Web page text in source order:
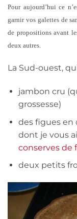
Pour aujourd’hui ce
garnir vos galettes de
de propositions avant
deux autres.
La Sud-ouest,
jambon cru
grossesse)
des figues en
dont je vous
conserves de
deux petits